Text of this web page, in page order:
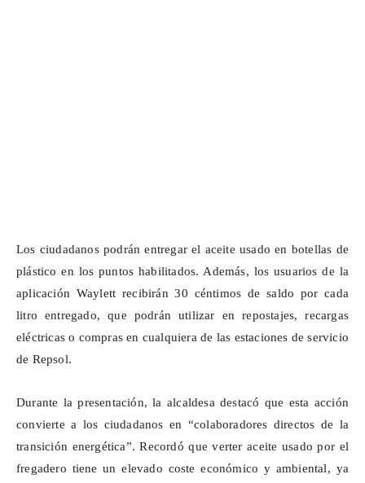
Los ciudadanos podrán entregar el aceite usado en botellas de
plástico en los puntos habilitados. Además, los usuarios de la
aplicación Waylett recibirán 30 céntimos de saldo por cada
litro entregado, que podrán utilizar en repostajes, recargas
eléctricas o compras en cualquiera de las estaciones de servicio
de Repsol.
Durante la presentación, la alcaldesa destacó que esta acción
convierte a los ciudadanos en “colaboradores directos de la
transición energética”. Recordó que verter aceite usado por el
fregadero tiene un elevado coste económico y ambiental, ya